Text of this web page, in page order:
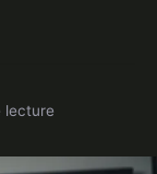
lecture